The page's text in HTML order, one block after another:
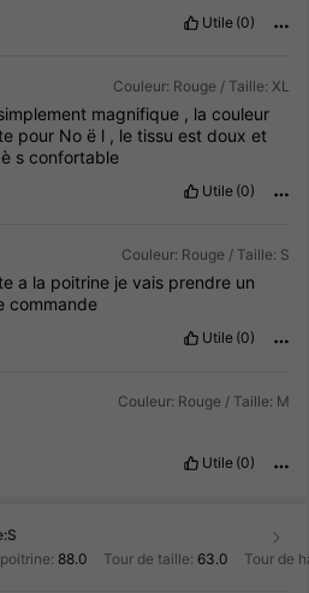
Utile (0)
Couleur: Rouge / Taille: XL
magnifique , lacouleur
pour Noë l , letissuestdouxet
è sconfortable
Utile (0)
Couleur: Rouge / Taille: S
a la poitrine jevais prendre un
commande
Utile (0)
Couleur: Rouge / Taille: M
Utile (0)
S
88.0 Tour de taille: 63.0 Tour de